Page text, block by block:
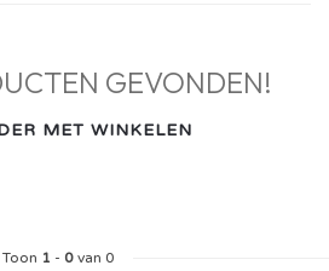
GEVONDEN!
MET WINKELEN
Toon 1 - 0van 0